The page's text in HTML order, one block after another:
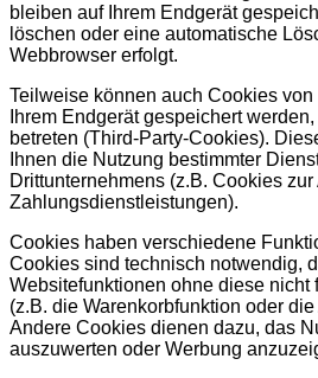
bleiben auf Ihrem Endgerät
löschen oder eine automatische
Webbrowser erfolgt.
Teilweise können auch Cookies
Ihrem Endgerät gespeichert
betreten (Third-Party-Cookies).
Ihnen die Nutzung bestimmter
Drittunternehmens (z.B. Cookies
Zahlungsdienstleistungen).
Cookies haben verschiedene
Cookies sind technisch notwendig,
Websitefunktionen ohne diese nicht
(z.B. die Warenkorbfunktion oder
Andere Cookies dienen dazu, das
auszuwerten oder Werbung